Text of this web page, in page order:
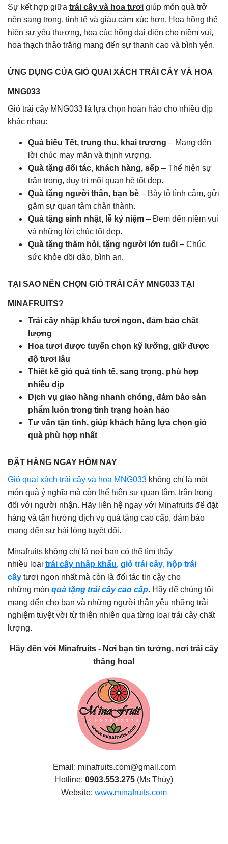
Sự kết hợp giữa trái cây và hoa tươi giúp món quà trở
nên sang trọng, tinh tế và giàu cảm xúc hơn. Hoa hồng thể
hiện sự yêu thương, hoa cúc hồng đại diện cho niềm vui,
hoa thạch thảo trắng mang đến sự thanh cao và bình yên.
ỨNG DỤNG CỦA GIỎ QUAI XÁCH TRÁI CÂY VÀ HOA
MNG033
Giỏ trái cây MNG033 là lựa chọn hoàn hảo cho nhiều dịp
khác nhau:
Quà biếu Tết, trung thu, khai trương – Mang đến
lời chúc may mắn và thịnh vượng.
Quà tặng đối tác, khách hàng, sếp – Thể hiện sự
trân trọng, duy trì mối quan hệ tốt đẹp.
Quà tặng người thân, bạn bè – Bày tỏ tình cảm, gửi
gắm sự quan tâm chân thành.
Quà tặng sinh nhật, lễ kỷ niệm – Đem đến niềm vui
và những lời chúc tốt đẹp.
Quà tặng thăm hỏi, tặng người lớn tuổi – Chúc
sức khỏe dồi dào, bình an.
TẠI SAO NÊN CHỌN GIỎ TRÁI CÂY MNG033 TẠI
MINAFRUITS?
Trái cây nhập khẩu tươi ngon, đảm bảo chất
lượng
Hoa tươi được tuyển chọn kỹ lưỡng, giữ được
độ tươi lâu
Thiết kế giỏ quà tinh tế, sang trọng, phù hợp
nhiều dịp
Dịch vụ giao hàng nhanh chóng, đảm bảo sản
phẩm luôn trong tình trạng hoàn hảo
Tư vấn tận tình, giúp khách hàng lựa chọn giỏ
quà phù hợp nhất
ĐẶT HÀNG NGAY HÔM NAY
Giỏ quai xách trái cây và hoa MNG033 không chỉ là một
món quà ý nghĩa mà còn thể hiện sự quan tâm, trân trọng
đối với người nhận. Hãy liên hệ ngay với Minafruits để đặt
hàng và tận hưởng dịch vụ quà tặng cao cấp, đảm bảo
mang đến sự hài lòng tuyệt đối.
Minafruits không chỉ là nơi bạn có thể tìm thấy
nhiều loại trái cây nhập khẩu, giỏ trái cây, hộp trái
cây tươi ngon nhất mà còn là đối tác tin cậy cho
những món quà tặng trái cây cao cấp. Hãy để chúng tôi
mang đến cho bạn và những người thân yêu những trải
nghiệm tuyệt vời từ thiên nhiên qua từng loại trái cây chất
lượng.
Hãy đến với Minafruits - Nơi bạn tin tưởng, nơi trái cây
thăng hoa!
Email: minafruits.com@gmail.com
Hotline: 0903.553.275 (Ms Thùy)
Website: www.minafruits.com